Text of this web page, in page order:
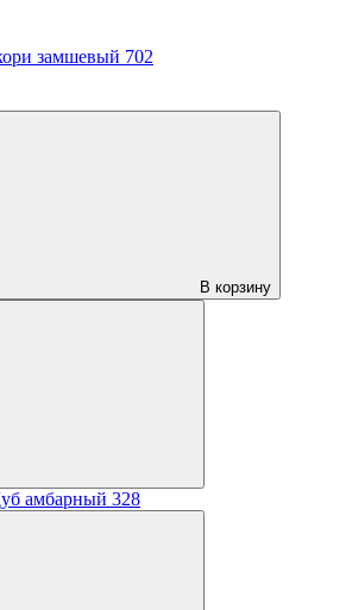
замшевый 702
В корзину